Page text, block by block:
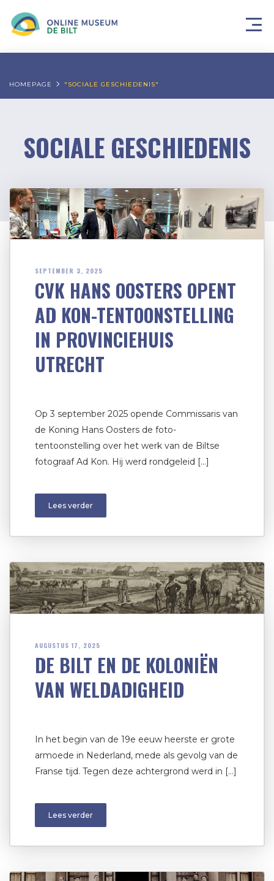
HOMEPAGE "SOCIALE GESCHIEDENIS"
SOCIALE GESCHIEDENIS
SEPTEMBER 3, 2025
CVK HANS OOSTERS OPENT
AD KON-TENTOONSTELLING
IN PROVINCIEHUIS
UTRECHT
Op 3 september 2025 opende Commissaris van
de Koning Hans Oosters de foto-
tentoonstelling over het werk van de Biltse
fotograaf Ad Kon. Hij werd rondgeleid […]
Lees verder
AUGUSTUS 17, 2025
DE BILT EN DE KOLONIËN
VAN WELDADIGHEID
In het begin van de 19e eeuw heerste er grote
armoede in Nederland, mede als gevolg van de
Franse tijd. Tegen deze achtergrond werd in […]
Lees verder